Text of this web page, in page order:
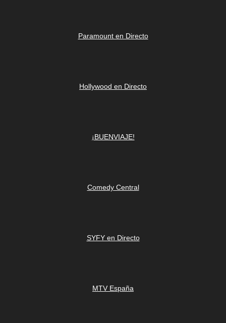
Paramount en Directo
Hollywood en Directo
¡BUENVIAJE!
Comedy Central
SYFY en Directo
MTV España